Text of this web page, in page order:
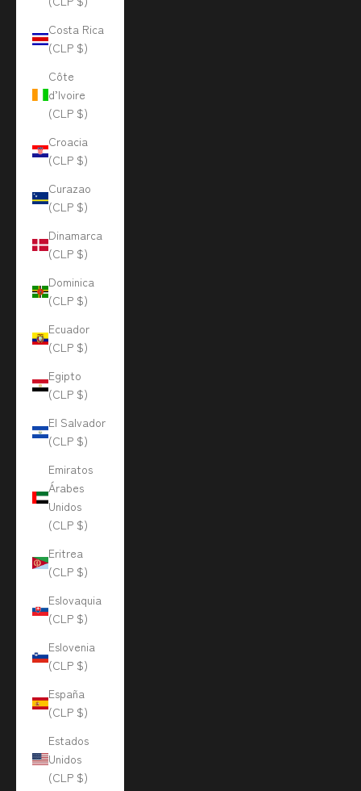
Costa Rica
(CLP $)
Côte
d’Ivoire
(CLP $)
Croacia
(CLP $)
Curazao
(CLP $)
Dinamarca
(CLP $)
Dominica
(CLP $)
Ecuador
(CLP $)
Egipto
(CLP $)
El Salvador
(CLP $)
Emiratos
Árabes
Unidos
(CLP $)
Eritrea
(CLP $)
Eslovaquia
(CLP $)
Eslovenia
(CLP $)
España
(CLP $)
Estados
Unidos
(CLP $)